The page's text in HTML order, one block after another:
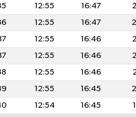
12:55 16:47
12:55 16:47
12:55 16:46
12:55 16:46
12:55 16:46
12:55 16:45
12:54 16:45